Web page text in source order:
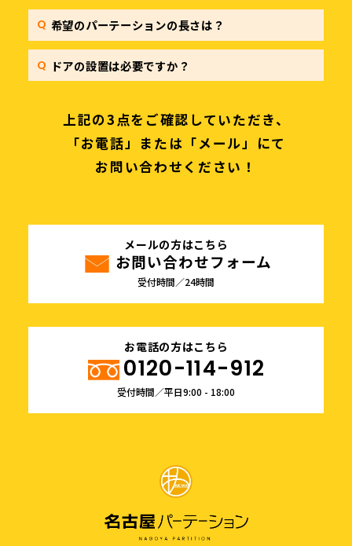
希望のパーテーションの長さは？
ドアの設置は必要ですか？
上記の3点をご確認していただき、
「お電話」または「メール」にて
お問い合わせください！
お電話の方はこちら
0120-114-912
受付時間／平日9:00 - 18:00
メールの方はこちら
お問い合わせフォーム
受付時間／24時間